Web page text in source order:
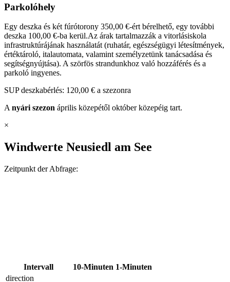
Parkolóhely
Egy deszka és két fúrótorony 350,00 €-ért bérelhető, egy további
deszka 100,00 €-ba kerül.Az árak tartalmazzák a vitorlásiskola
infrastruktúrájának használatát (ruhatár, egészségügyi létesítmények,
értéktároló, italautomata, valamint személyzetünk tanácsadása és
segítségnyújtása). A szörfös strandunkhoz való hozzáférés és a
parkoló ingyenes.
SUP deszkabérlés: 120,00 € a szezonra
A nyári szezon április közepétől október közepéig tart.
×
Windwerte Neusiedl am See
Zeitpunkt der Abfrage:
Intervall 10-Minuten 1-Minuten
direction